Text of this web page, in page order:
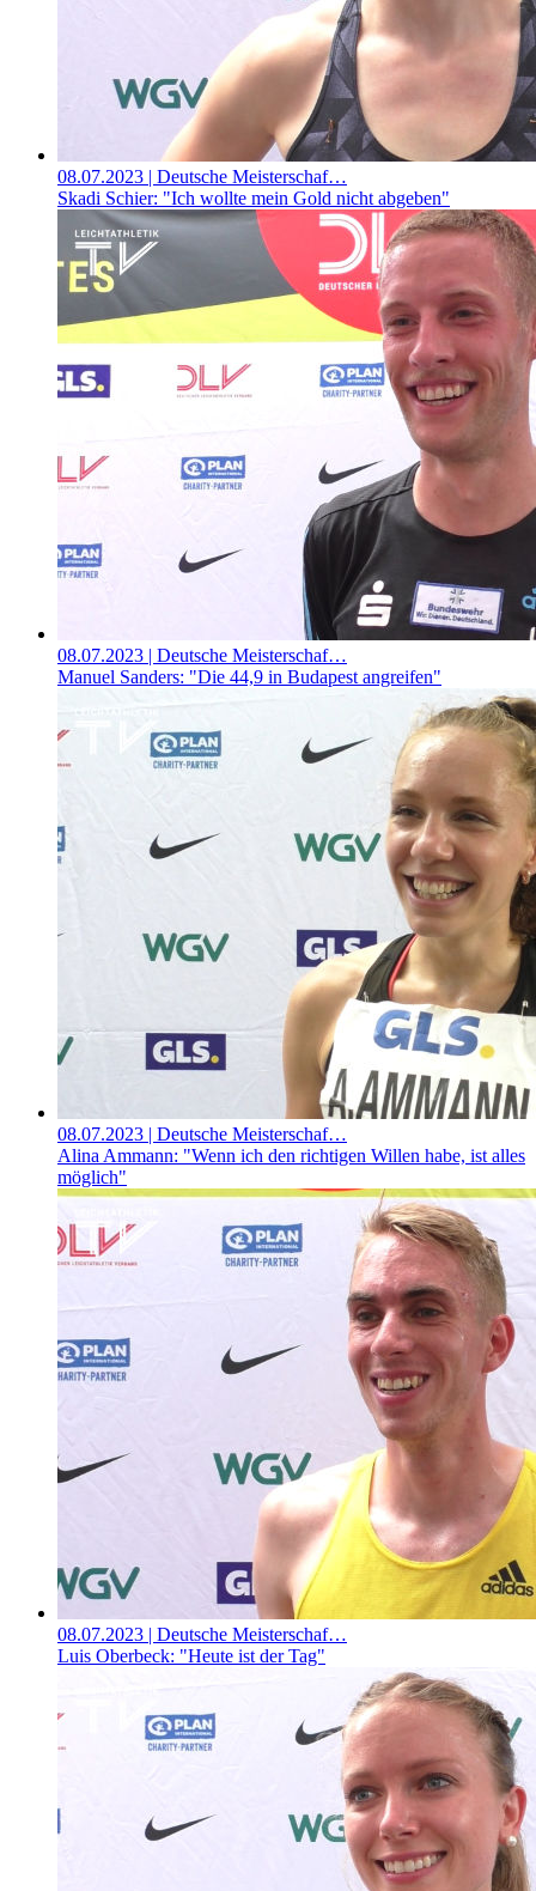
08.07.2023 | Deutsche Meisterschaf…
Skadi Schier: "Ich wollte mein Gold nicht abgeben"
08.07.2023 | Deutsche Meisterschaf…
Manuel Sanders: "Die 44,9 in Budapest angreifen"
08.07.2023 | Deutsche Meisterschaf…
Alina Ammann: "Wenn ich den richtigen Willen habe, ist alles
möglich"
08.07.2023 | Deutsche Meisterschaf…
Luis Oberbeck: "Heute ist der Tag"